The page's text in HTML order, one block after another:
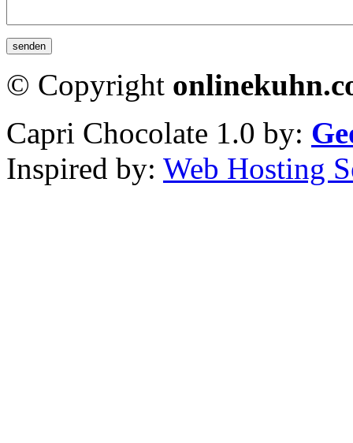
© Copyright
Capri Chocolate 1.0 by:
Inspired by: Web Hosting